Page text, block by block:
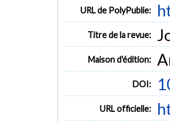
URL de PolyPublie:
Titre de la revue:
Maison d'édition:
DOI:
URL officielle: